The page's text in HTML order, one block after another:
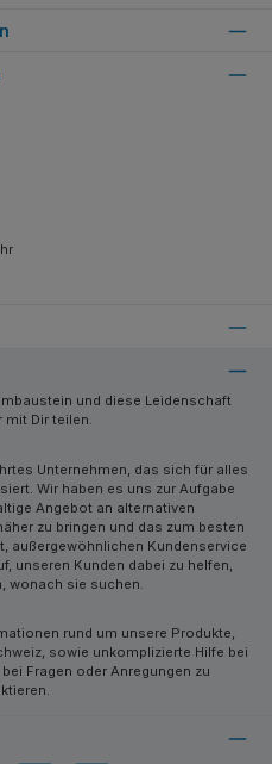
und diese Leidenschaft
mit Dir teilen.
Unternehmen, das sich für alles
Wir haben es uns zur Aufgabe
Angebot an alternativen
zu bringen und das zum besten
außergewöhnlichen Kundenservice
unseren Kunden dabei zu helfen,
wonach sie suchen.
rund um unsere Produkte,
sowie unkomplizierte Hilfe bei
Fragen oder Anregungen zu